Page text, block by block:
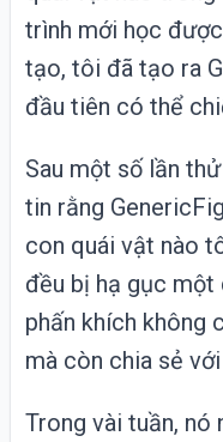
trình mới học
tạo, tôi đã tạo ra
đầu tiên có thể
Sau một số lần
tin rằng
con quái vật nào
đều bị hạ gục một
phấn khích không
mà còn chia sẻ
Trong vài tuần, nó